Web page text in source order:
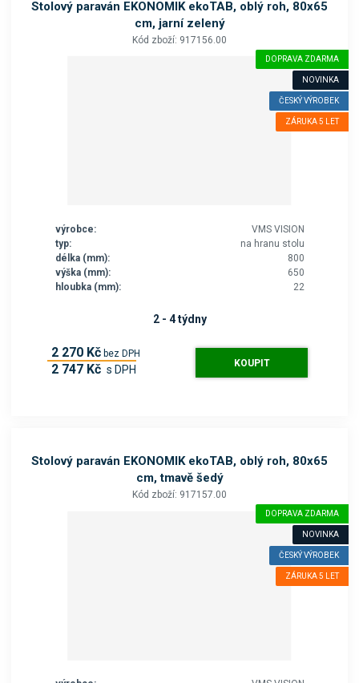
Stolový paraván EKONOMIK ekoTAB, oblý roh, 80x65
cm, jarní zelený
Kód zboží: 917156.00
DOPRAVA ZDARMA
NOVINKA
ČESKÝ VÝROBEK
ZÁRUKA 5 LET
výrobce:
VMS VISION
typ:
na hranu stolu
délka (mm):
800
výška (mm):
650
hloubka (mm):
22
2 - 4 týdny
2 270 Kč bez DPH
2 747 Kč s DPH KOUPIT
Stolový paraván EKONOMIK ekoTAB, oblý roh, 80x65
cm, tmavě šedý
Kód zboží: 917157.00
DOPRAVA ZDARMA
NOVINKA
ČESKÝ VÝROBEK
ZÁRUKA 5 LET